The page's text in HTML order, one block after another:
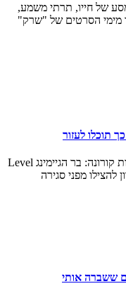
למסע של חייו, תרתי משמע,
מימי הסרטים של "שרק"
עוד קורבן פוטנציאלי של סגרים והנחיות קורונה: בר הגיימינג Level